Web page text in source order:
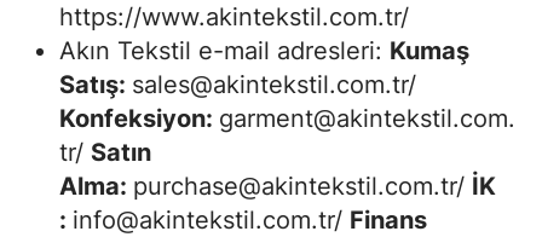
https://www.akintekstil.com.tr/
Akın Tekstil e-mail adresleri: Kumaş
Satış: sales@akintekstil.com.tr/
Konfeksiyon: garment@akintekstil.com.
tr/ Satın
Alma: purchase@akintekstil.com.tr/ İK
: info@akintekstil.com.tr/ Finans